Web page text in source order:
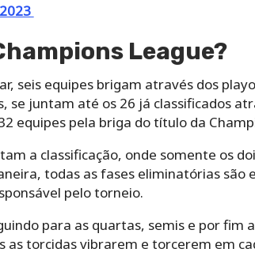
League?
seis equipes brigam através dos
juntam até os 26 já classificados
equipes pela briga do título da
a classificação, onde somente os
todas as fases eliminatórias são
pelo torneio.
para as quartas, semis e por fim
as torcidas vibrarem e torcerem em